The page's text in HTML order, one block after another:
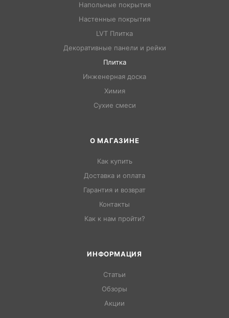
Напольные покрытия
Настенные покрытия
LVT Плитка
Декоративные панели и рейки
Плитка
Инженерная доска
Химия
Сухие смеси
О МАГАЗИНЕ
Как купить
Доставка и оплата
Гарантия и возврат
Контакты
Как к нам пройти?
ИНФОРМАЦИЯ
Статьи
Обзоры
Акции